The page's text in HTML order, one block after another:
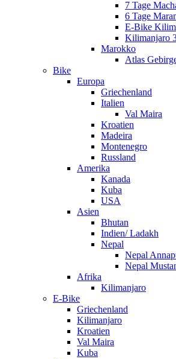
7 Tage
6 Tage
E-Bike
Kilimanjaro
Marokko
Atlas
Bike
Europa
Griechenland
Italien
Val Maira
Kroatien
Madeira
Montenegro
Russland
Amerika
Kanada
Kuba
USA
Asien
Bhutan
Indien/ Ladakh
Nepal
Nepal
Nepal
Afrika
Kilimanjaro
E-Bike
Griechenland
Kilimanjaro
Kroatien
Val Maira
Kuba